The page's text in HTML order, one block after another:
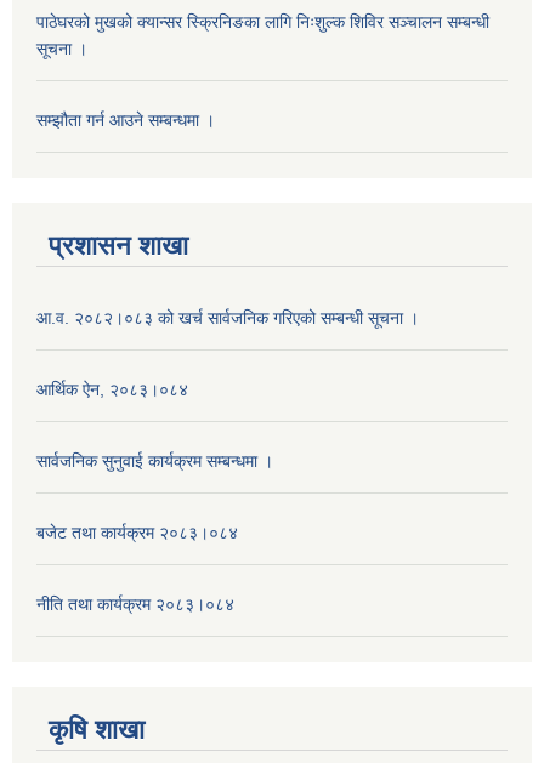
पाठेघरको मुखको क्यान्सर स्क्रिनिङका लागि निःशुल्क शिविर सञ्चालन सम्बन्धी
सूचना ।
सम्झौता गर्न आउने सम्बन्धमा ।
प्रशासन शाखा
आ.व. २०८२।०८३ को खर्च सार्वजनिक गरिएको सम्बन्धी सूचना ।
आर्थिक ऐन, २०८३।०८४
सार्वजनिक सुनुवाई कार्यक्रम सम्बन्धमा ।
बजेट तथा कार्यक्रम २०८३।०८४
नीति तथा कार्यक्रम २०८३।०८४
कृषि शाखा